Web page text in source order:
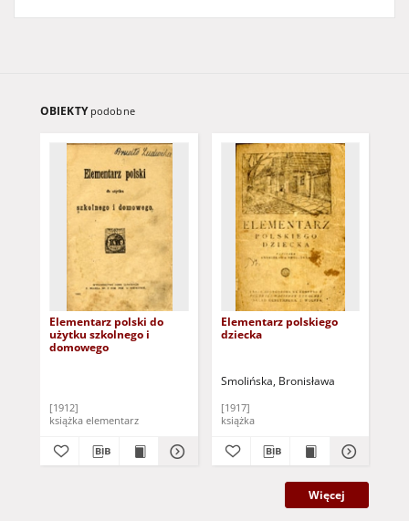
OBIEKTY podobne
Elementarz polski do
użytku szkolnego i
domowego
[1912]
książka elementarz
Elementarz polskiego
dziecka
Smolińska, Bronisława
[1917]
książka
Więcej